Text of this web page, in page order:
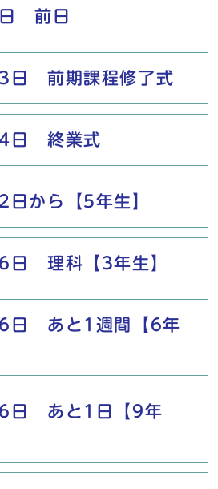
前日
日 前期課程修了式
日 終業式
から【5年生】
日 理科【3年生】
日 あと1週間【6年
日 あと1日【9年